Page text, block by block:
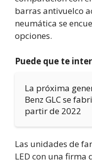
barras antivuelco
neumática se
opciones.
Puede que te
La próxima
Benz GLC se
partir de 2022
Las unidades de
LED con una firma